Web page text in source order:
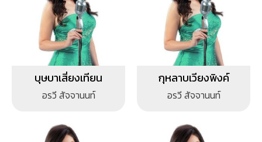
บุษบาเสี่ยงเทียน
อรวี สัจจานนท์
กุหลาบเวียงพิงค์
อรวี สัจจานนท์